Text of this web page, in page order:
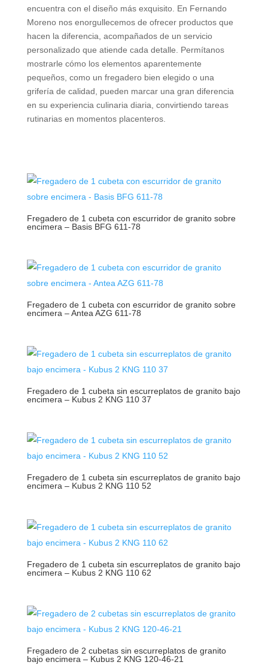
encuentra con el diseño más exquisito. En Fernando
Moreno nos enorgullecemos de ofrecer productos que
hacen la diferencia, acompañados de un servicio
personalizado que atiende cada detalle. Permítanos
mostrarle cómo los elementos aparentemente
pequeños, como un fregadero bien elegido o una
grifería de calidad, pueden marcar una gran diferencia
en su experiencia culinaria diaria, convirtiendo tareas
rutinarias en momentos placenteros.
Fregadero de 1 cubeta con escurridor de granito sobre
encimera – Basis BFG 611-78
Fregadero de 1 cubeta con escurridor de granito sobre
encimera – Antea AZG 611-78
Fregadero de 1 cubeta sin escurreplatos de granito bajo
encimera – Kubus 2 KNG 110 37
Fregadero de 1 cubeta sin escurreplatos de granito bajo
encimera – Kubus 2 KNG 110 52
Fregadero de 1 cubeta sin escurreplatos de granito bajo
encimera – Kubus 2 KNG 110 62
Fregadero de 2 cubetas sin escurreplatos de granito
bajo encimera – Kubus 2 KNG 120-46-21